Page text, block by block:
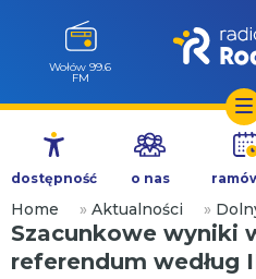
Przejdź
treści
Wołów 99.6
FM
dostępność o nas
Home » Aktualności »
Szacunkowe wyniki
referendum według